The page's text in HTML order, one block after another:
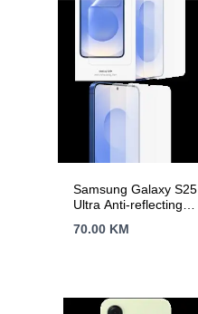
Samsung Galaxy S25
Ultra Anti-reflecting
Transparent
70.00 KM